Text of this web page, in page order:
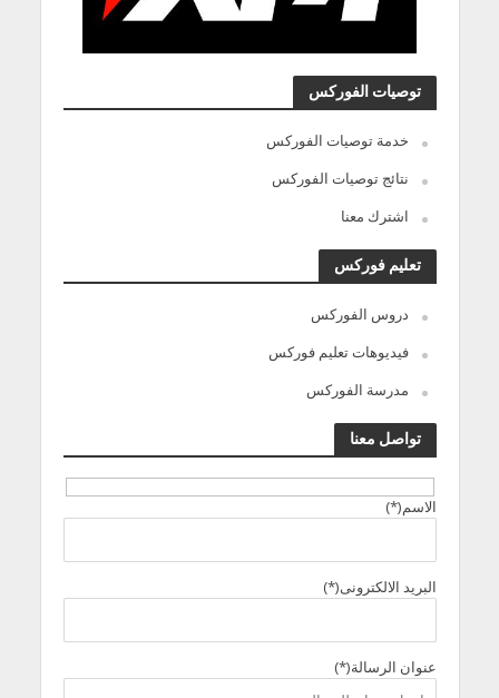
توصيات الفوركس
خدمة توصيات الفوركس
نتائج توصيات الفوركس
اشترك معنا
تعليم فوركس
دروس الفوركس
فيديوهات تعليم فوركس
مدرسة الفوركس
تواصل معنا
الاسم(*)
البريد الالكترونى(*)
عنوان الرسالة(*)